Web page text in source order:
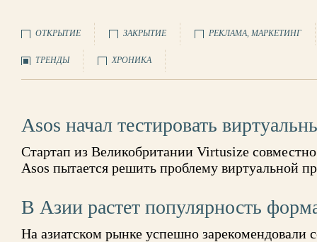
ОТКРЫТИЕ ЗАКРЫТИЕ РЕКЛАМА, МАРКЕТИНГ
ТРЕНДЫ ХРОНИКА
Asos начал тестировать
Стартап из Великобритании Virtusize
Asos пытается решить проблему виртуальной
В Азии растет популярность
На азиатском рынке успешно зарекомендовали